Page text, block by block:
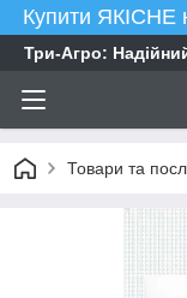
Купити ЯКІСНЕ
Три-Агро:
Товари та